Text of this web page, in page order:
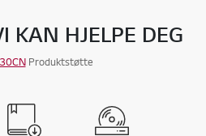
KAN HJELPE DEG
Produktstøtte